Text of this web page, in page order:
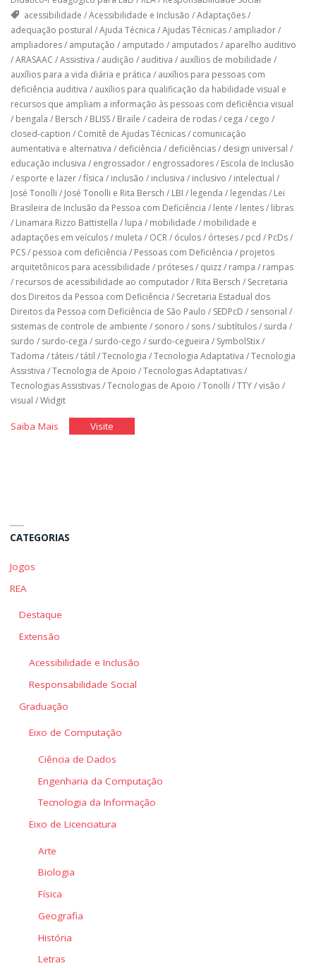
acessibilidade /Acessibilidade e Inclusão /Adaptações/
adequação postural /Ajuda Técnica /Ajudas Técnicas/ ampliador/
ampliadores/ amputação / amputado / amputados/ aparelho auditivo
/ARASAAC /Assistiva / audição / auditiva / auxílios de mobilidade /
auxílios para a vida diária e prática / auxílios para pessoas com
deficiência auditiva / auxílios para qualificação da habilidade visual e
recursos que ampliam a informação às pessoas com deficiência visual
/ bengala / Bersch / BLISS/ Braile / cadeira de rodas/ cega / cego /
closed-caption / Comitê de Ajudas Técnicas/ comunicação
aumentativa e alternativa / deficiência / deficiências/ design universal /
educação inclusiva / engrossador/ engrossadores/ Escola de Inclusão
/ esporte e lazer/física / inclusão / inclusiva / inclusivo / intelectual /
José Tonolli / José Tonolli e Rita Bersch / LBI / legenda / legendas/ Lei
Brasileira de Inclusão da Pessoa com Deficiência / lente / lentes/ libras
/ Linamara Rizzo Battistella / lupa / mobilidade / mobilidade e
adaptações em veículos/ muleta / OCR/ óculos/ órteses/ pcd / PcDs/
PCS/ pessoa com deficiência / Pessoas com Deficiência / projetos
arquitetônicos para acessibilidade / próteses/ quizz/ rampa / rampas
/ recursos de acessibilidade ao computador/ Rita Bersch / Secretaria
dos Direitos da Pessoa com Deficiência / Secretaria Estadual dos
Direitos da Pessoa com Deficiência de São Paulo / SEDPcD / sensorial /
sistemas de controle de ambiente / sonoro / sons/ subtítulos/ surda /
surdo / surdo-cega / surdo-cego / surdo-cegueira / SymbolStix/
Tadoma /táteis/tátil /Tecnologia /Tecnologia Adaptativa /Tecnologia
Assistiva /Tecnologia de Apoio /Tecnologias Adaptativas/
Tecnologias Assistivas/Tecnologias de Apoio /Tonolli /TTY/visão /
visual /Widgit
Saiba Mais"Tecnologia
Visite"Tecnologia
CATEGORIAS
Jogos
REA
Destaque
Extensão
Acessibilidade e Inclusão
Responsabilidade Social
Graduação
Eixo de Computação
Ciência de Dados
Engenharia da Computação
Tecnologia da Informação
Eixo de Licenciatura
Arte
Biologia
Física
Geografia
História
Letras